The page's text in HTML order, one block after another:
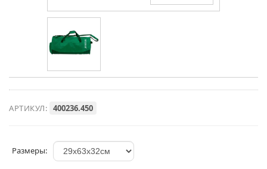
АРТИКУЛ: 400236.450
Размеры: